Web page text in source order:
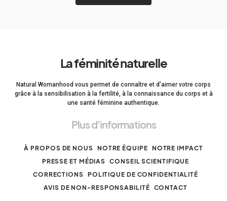
La féminité naturelle
Natural Womanhood vous permet de connaître et d'aimer votre corps
grâce à la sensibilisation à la fertilité, à la connaissance du corps et à
une santé féminine authentique.
Plus d'informations
À PROPOS DE NOUS NOTRE ÉQUIPE NOTRE IMPACT
PRESSE ET MÉDIAS
CONSEIL SCIENTIFIQUE
CORRECTIONS POLITIQUE DE CONFIDENTIALITÉ
AVIS DE NON-RESPONSABILITÉ CONTACT